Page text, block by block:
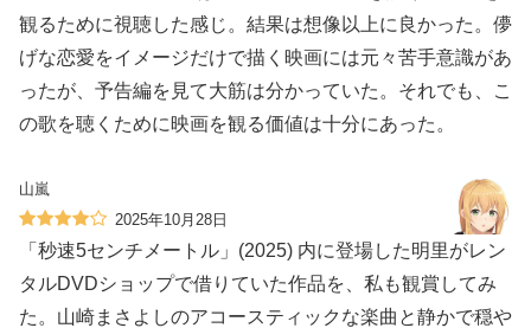
観るために視聴した感じ。結果は想像以上に良かった。儚
げな恋愛をイメージだけで描く映画には元々苦手意識があ
ったが、予告編を見て大筋は分かっていた。それでも、こ
の歌を聴くために映画を観る価値は十分にあった。
山嵐
2025年10月28日
「秒速5センチメートル」(2025) 内に登場した明里がレン
タルDVDショップで借りていた作品を、私も観賞してみ
た。山崎まさよしのアコースティックな楽曲と静かで穏や